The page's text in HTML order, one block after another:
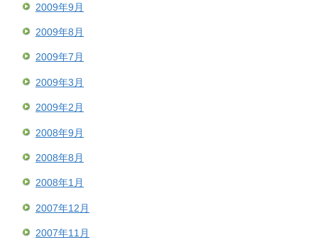
2009年9月
2009年8月
2009年7月
2009年3月
2009年2月
2008年9月
2008年8月
2008年1月
2007年12月
2007年11月